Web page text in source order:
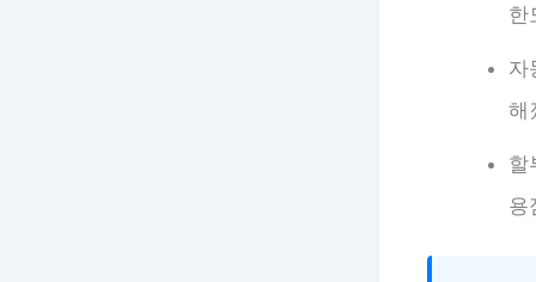
한
자
해
할
용